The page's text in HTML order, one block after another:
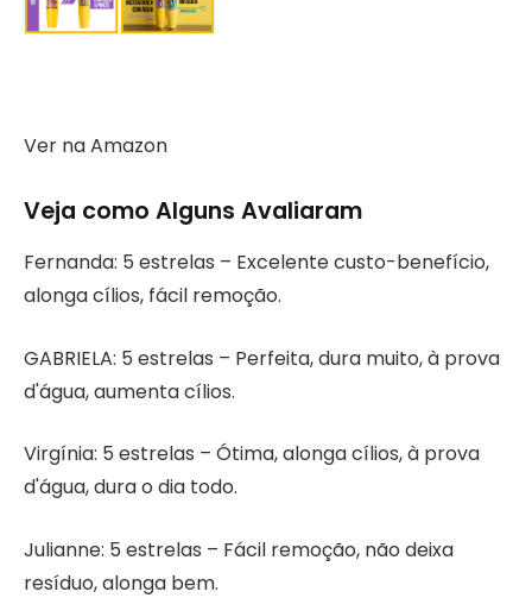
Ver na Amazon
Veja como Alguns Avaliaram
Fernanda: 5 estrelas – Excelente custo-benefício,
alonga cílios, fácil remoção.
GABRIELA: 5 estrelas – Perfeita, dura muito, à prova
d'água, aumenta cílios.
Virgínia: 5 estrelas – Ótima, alonga cílios, à prova
d'água, dura o dia todo.
Julianne: 5 estrelas – Fácil remoção, não deixa
resíduo, alonga bem.